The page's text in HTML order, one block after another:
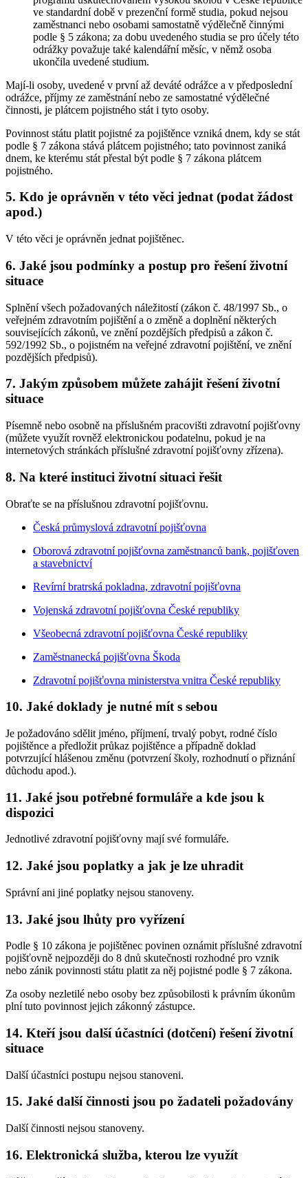
ve standardní době v prezenční formě studia, pokud nejsou
zaměstnanci nebo osobami samostatně výdělečně činnými
podle § 5 zákona; za dobu uvedeného studia se pro účely této
odrážky považuje také kalendářní měsíc, v němž osoba
ukončila uvedené studium.
Mají-li osoby, uvedené v první až deváté odrážce a v předposlední
odrážce, příjmy ze zaměstnání nebo ze samostatné výdělečné
činnosti, je plátcem pojistného stát i tyto osoby.
Povinnost státu platit pojistné za pojištěnce vzniká dnem, kdy se stát
podle § 7 zákona stává plátcem pojistného; tato povinnost zaniká
dnem, ke kterému stát přestal být podle § 7 zákona plátcem
pojistného.
5. Kdo je oprávněn v této věci jednat (podat žádost
apod.)
V této věci je oprávněn jednat pojištěnec.
6. Jaké jsou podmínky a postup pro řešení životní
situace
Splnění všech požadovaných náležitostí (zákon č. 48/1997 Sb., o
veřejném zdravotním pojištění a o změně a doplnění některých
souvisejících zákonů, ve znění pozdějších předpisů a zákon č.
592/1992 Sb., o pojistném na veřejné zdravotní pojištění, ve znění
pozdějších předpisů).
7. Jakým způsobem můžete zahájit řešení životní
situace
Písemně nebo osobně na příslušném pracovišti zdravotní pojišťovny
(můžete využít rovněž elektronickou podatelnu, pokud je na
internetových stránkách příslušné zdravotní pojišťovny zřízena).
8. Na které instituci životní situaci řešit
Obraťte se na příslušnou zdravotní pojišťovnu.
Česká průmyslová zdravotní pojišťovna
Oborová zdravotní pojišťovna zaměstnanců bank, pojišťoven
a stavebnictví
Revírní bratrská pokladna, zdravotní pojišťovna
Vojenská zdravotní pojišťovna České republiky
Všeobecná zdravotní pojišťovna České republiky
Zaměstnanecká pojišťovna Škoda
Zdravotní pojišťovna ministerstva vnitra České republiky
10. Jaké doklady je nutné mít s sebou
Je požadováno sdělit jméno, příjmení, trvalý pobyt, rodné číslo
pojištěnce a předložit průkaz pojištěnce a případně doklad
potvrzující hlášenou změnu (potvrzení školy, rozhodnutí o přiznání
důchodu apod.).
11. Jaké jsou potřebné formuláře a kde jsou k
dispozici
Jednotlivé zdravotní pojišťovny mají své formuláře.
12. Jaké jsou poplatky a jak je lze uhradit
Správní ani jiné poplatky nejsou stanoveny.
13. Jaké jsou lhůty pro vyřízení
Podle § 10 zákona je pojištěnec povinen oznámit příslušné zdravotní
pojišťovně nejpozději do 8 dnů skutečnosti rozhodné pro vznik
nebo zánik povinnosti státu platit za něj pojistné podle § 7 zákona.
Za osoby nezletilé nebo osoby bez způsobilosti k právním úkonům
plní tuto povinnost jejich zákonný zástupce.
14. Kteří jsou další účastníci (dotčení) řešení životní
situace
Další účastníci postupu nejsou stanoveni.
15. Jaké další činnosti jsou po žadateli požadovány
Další činnosti nejsou stanoveny.
16. Elektronická služba, kterou lze využít